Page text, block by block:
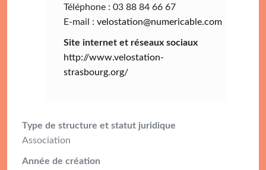
Téléphone : 03 88 84 66 67
E-mail : velostation@numericable.com
Site internet et réseaux sociaux
http://www.velostation-
strasbourg.org/
Type de structure et statut juridique
Association
Année de création